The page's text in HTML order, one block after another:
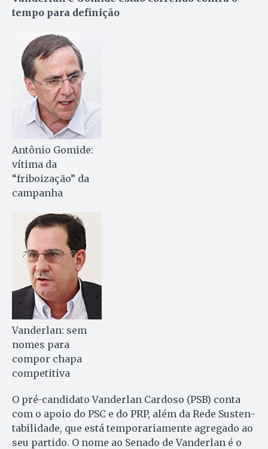
tempo para definição
Antônio Gomide:
vítima da
“friboização” da
campanha
Vanderlan: sem
nomes para
compor chapa
competitiva
O pré-candidato Vanderlan Car­doso (PSB) conta
com o apoio do PSC e do PRP, além da Rede Susten­
ta­bilidade, que está temporariamente agregado ao
seu partido. O nome ao Senado de Vanderlan é o